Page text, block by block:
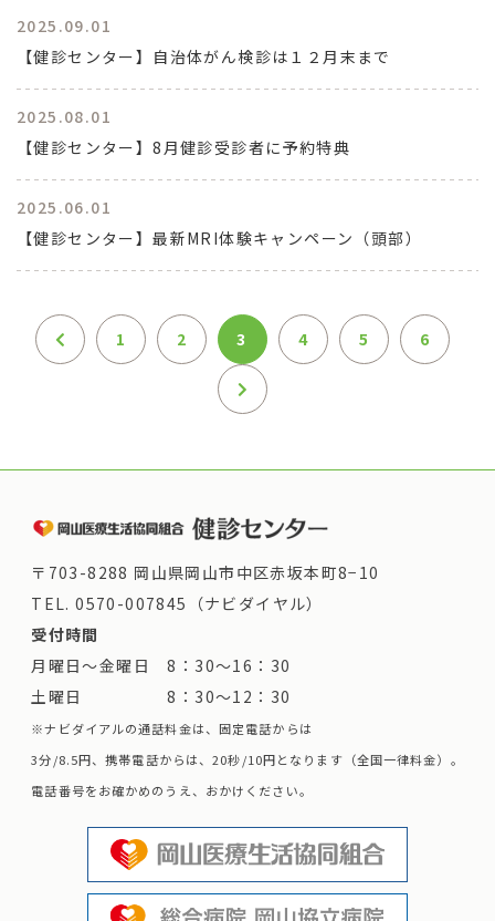
2025.09.01
【健診センター】自治体がん検診は１２月末まで
2025.08.01
【健診センター】8月健診受診者に予約特典
2025.06.01
【健診センター】最新MRI体験キャンペーン（頭部）
1 2 3 4 5 6
〒703-8288 岡山県岡山市中区赤坂本町8−10
TEL.0570-007845（ナビダイヤル）
受付時間
月曜日～金曜日 8：30～16：30
土曜日 8：30～12：30
※ナビダイアルの通話料金は、固定電話からは
3分/8.5円、携帯電話からは、20秒/10円となります（全国一律料金）。
電話番号をお確かめのうえ、おかけください。